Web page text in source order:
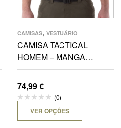
CAMISAS, VESTUÁRIO
CAMISA TACTICAL
HOMEM – MANGA
CURTA
74,99€
(0)
VER OPÇÕES